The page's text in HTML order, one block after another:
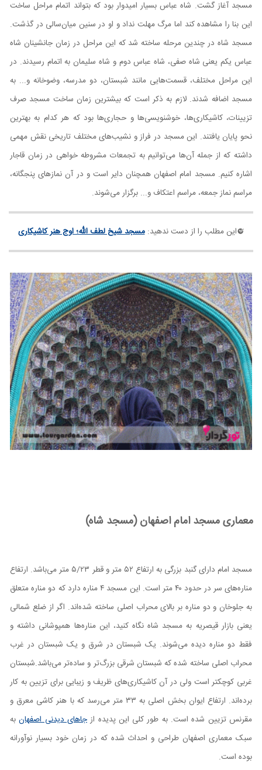
مسجد آغاز گشت. شاه عباس بسیار امیدوار بود که بتواند اتمام مراحل ساخت
این بنا را مشاهده کند اما مرگ مهلت نداد و او در سنین میان‌سالی در گذشت.
مسجد شاه در چندین مرحله ساخته شد که این مراحل در زمان جانشینان شاه
عباس یکم یعنی شاه صفی، شاه عباس دوم و شاه سلیمان به اتمام رسیدند. در
این مراحل مختلف، قسمت‌هایی مانند شبستان، دو مدرسه، وضوخانه و... به
مسجد اضافه شدند. لازم به ذکر است که بیشترین زمان ساخت مسجد صرف
تزیینات، کاشیکاری‌ها، خوشنویسی‌ها و حجاری‌ها بود که هر کدام به بهترین
نحو پایان یافتند. این مسجد در فراز و نشیب‌های مختلف تاریخی نقش مهمی
داشته که از جمله آن‌ها می‌توانیم به تجمعات مشروطه خواهی در زمان قاجار
اشاره کنیم. مسجد امام اصفهان همچنان دایر است و در آن نماز‌های پنجگانه،
مراسم نماز جمعه، مراسم اعتکاف و... برگزار می‌شوند.
این مطلب را از دست ندهید:مسجد شیخ لطف الله؛ اوج هنر کاشیکاری
معماری مسجد امام اصفهان (مسجد شاه)
مسجد امام دارای گنبد بزرگی به ارتفاع ۵۲ متر و قطر ۲۳ / ۵ متر می‌باشد. ارتفاع
مناره‌های سر در حدود ۴۰ متر است. این مسجد ۴ مناره دارد که دو مناره متعلق
به جلوخان و دو مناره بر بالای محراب اصلی ساخته شده‌اند. اگر از ضلع شمالی
یعنی بازار قیصریه به مسجد شاه نگاه کنید، این مناره‌ها همپوشانی داشته و
فقط دو مناره دیده می‌شوند. یک شبستان در شرق و یک شبستان در غرب
محراب اصلی ساخته شده که شبستان شرقی بزرگ‌تر و ساده‌تر می‌باشد.شبستان
غربی کوچکتر است ولی در آن کاشیکاری‌های ظریف و زیبایی برای تزیین به کار
برده‌اند. ارتفاع ایوان بخش اصلی به ۳۳ متر می‌رسد که با هنر کاشی معرق و
مقرنس تزیین شده است. به طور کلی این پدیده ازجاهای دیدنی اصفهانبه
سبک معماری اصفهان طراحی و احداث شده که در زمان خود بسیار نوآورانه
بوده است.